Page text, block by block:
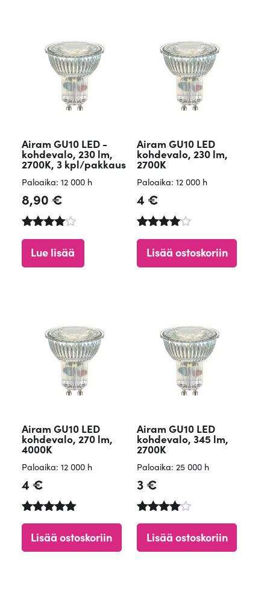
Airam GU10 LED -
kohdevalo, 230 lm,
2700K, 3 kpl/pakkaus
Paloaika: 12 000 h
8,90 €
tuotteesta
4.75
Lue lisää
Airam GU10 LED
kohdevalo, 230 lm,
2700K
Paloaika: 12 000 h
4 €
tuotteesta
4.77
Lisää ostoskoriin
Airam GU10 LED
kohdevalo, 270 lm,
4000K
Paloaika: 12 000 h
4 €
5.00
/ 5
Lisää ostoskoriin
Airam GU10 LED
kohdevalo, 345 lm,
2700K
Paloaika: 25 000 h
3€
4.68
Lisää ostoskoriin